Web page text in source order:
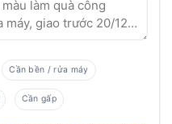
Cần bền / rửa máy
Cần gấp